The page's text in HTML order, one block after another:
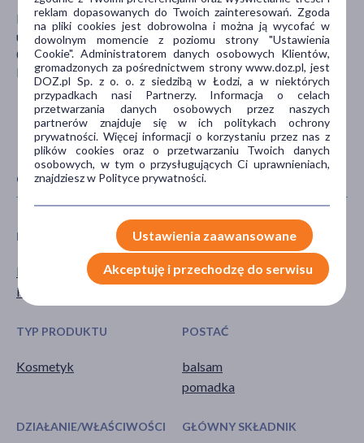
PRIMAVERA PARFUM SP. Z O.O.
ul. Józefa Piusa Dziekońskiego 3
00-728 Warszawa
biuro@primaveraparfum.pl
CECHY PRODUKTU
PŁEĆ
Mężczyzna
Kobieta
WIEK
dla dorosłych
TYP PRODUKTU
Kosmetyk
POSTAĆ
balsam
pomadka
DZIAŁANIE/WŁAŚCIWOŚCI GŁÓWNY SKŁADNIK
reklam dopasowanych do Twoich zainteresowań. Zgoda
na pliki cookies jest dobrowolna i można ją wycofać w
dowolnym momencie z poziomu strony "Ustawienia
Cookie". Administratorem danych osobowych Klientów,
gromadzonych za pośrednictwem strony www.doz.pl, jest
DOZ.pl Sp. z o. o. z siedzibą w Łodzi, a w niektórych
przypadkach nasi Partnerzy. Informacja o celach
przetwarzania danych osobowych przez naszych
partnerów znajduje się w ich politykach ochrony
prywatności. Więcej informacji o korzystaniu przez nas z
plików cookies oraz o przetwarzaniu Twoich danych
osobowych, w tym o przysługujących Ci uprawnieniach,
znajdziesz w Polityce prywatności.
Ustawienia zaawansowane
Akceptuję i przechodzę do serwisu